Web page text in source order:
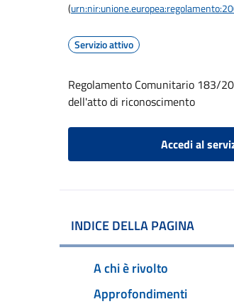
(
Servizio attivo
Regolamento Comunitario 183/
dell'atto di riconoscimento
Accedi al
INDICE DELLA PAGINA
A chi è rivolto
Approfondimenti